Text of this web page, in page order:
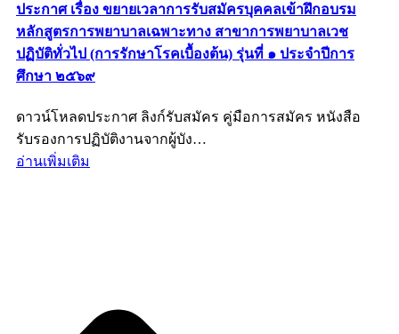
ประกาศ เรื่อง ขยายเวลาการรับสมัครบุคคลเข้าฝึกอบรม
หลักสูตรการพยาบาลเฉพาะทาง สาขาการพยาบาลเวช
ปฏิบัติทั่วไป (การรักษาโรคเบื้องต้น) รุ่นที่ ๑ ประจำปีการ
ศึกษา ๒๕๖๙
ดาวน์โหลดประกาศ ลิงก์รับสมัคร คู่มือการสมัคร หนังสือ
รับรองการปฏิบัติงานจากผู้บัง…
อ่านเพิ่มเติม